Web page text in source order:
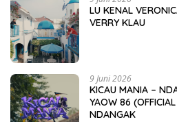
LU KENAL
VERRY KLAU
9 Juni 2026
KICAU MANIA –
YAOW 86
NDANGAK